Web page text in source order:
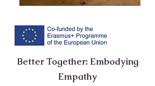
Better Together: Embodying
Empathy